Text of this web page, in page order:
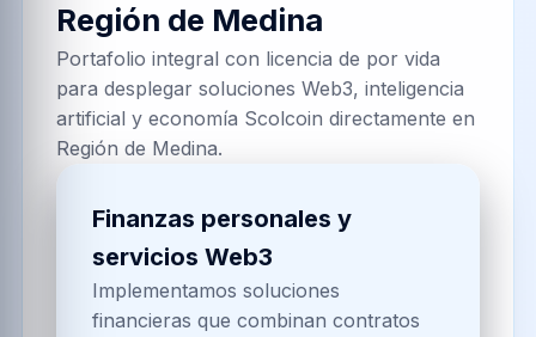
Región de Medina
Portafolio integral con licencia de por vida
para desplegar soluciones Web3, inteligencia
artificial y economía Scolcoin directamente en
Región de Medina.
Finanzas personales y
servicios Web3
Implementamos soluciones
financieras que combinan contratos